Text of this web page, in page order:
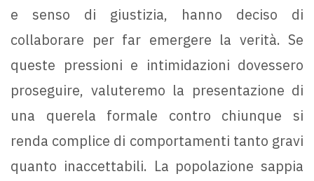
e senso di giustizia, hanno deciso di
collaborare per far emergere la verità. Se
queste pressioni e intimidazioni dovessero
proseguire, valuteremo la presentazione di
una querela formale contro chiunque si
renda complice di comportamenti tanto gravi
quanto inaccettabili. La popolazione sappia